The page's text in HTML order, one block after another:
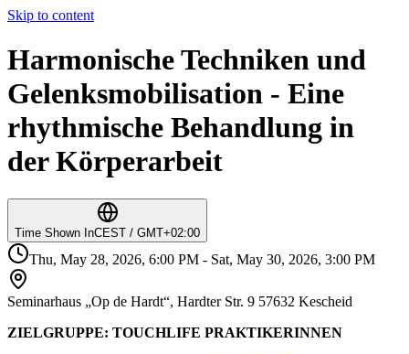
Skip to content
Harmonische Techniken und
Gelenks­mobilisation - Eine
rhythmische Behandlung in
der Körperarbeit
Time Shown InCEST / GMT+02:00
Thu, May 28, 2026, 6:00 PM - Sat, May 30, 2026, 3:00 PM
Seminarhaus „Op de Hardt“, Hardter Str. 9 57632 Kescheid
ZIELGRUPPE: TOUCHLIFE PRAKTIKERINNEN